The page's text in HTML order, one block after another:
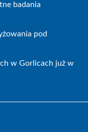
badania
pod
w Gorlicach już w